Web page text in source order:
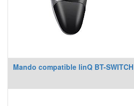
Mando compatible linQ BT-SWITCH